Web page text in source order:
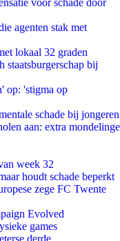
voor schade door
agenten stak met
lokaal 32 graden
staatsburgerschap bij
op: 'stigma op
schade bij jongeren
aan: extra mondelinge
week 32
houdt schade beperkt
zege FC Twente
Evolved
games
derde